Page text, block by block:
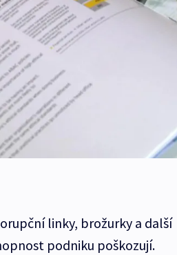
linky, brožurky a další
podniku poškozují.